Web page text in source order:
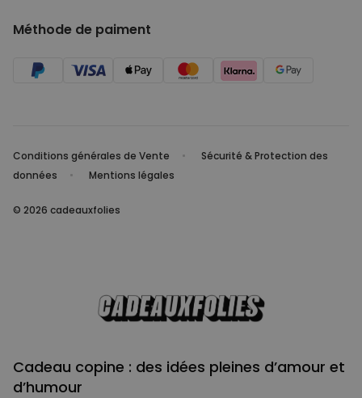
Méthode de paiment
Conditions générales de Vente
Sécurité & Protection des
données
Mentions légales
© 2026 cadeauxfolies
Cadeau copine : des idées pleines d’amour et
d’humour